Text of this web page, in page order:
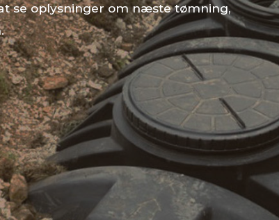
se oplysninger om næste tømning,